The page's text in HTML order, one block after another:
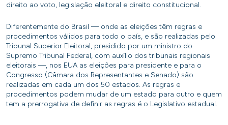
direito ao voto, legislação eleitoral e direito constitucional.
Diferentemente do Brasil — onde as eleições têm regras e
procedimentos válidos para todo o país, e são realizadas pelo
Tribunal Superior Eleitoral, presidido por um ministro do
Supremo Tribunal Federal, com auxílio dos tribunais regionais
eleitorais —, nos EUA as eleições para presidente e para o
Congresso (Câmara dos Representantes e Senado) são
realizadas em cada um dos 50 estados. As regras e
procedimentos podem mudar de um estado para outro e quem
tem a prerrogativa de definir as regras é o Legislativo estadual.